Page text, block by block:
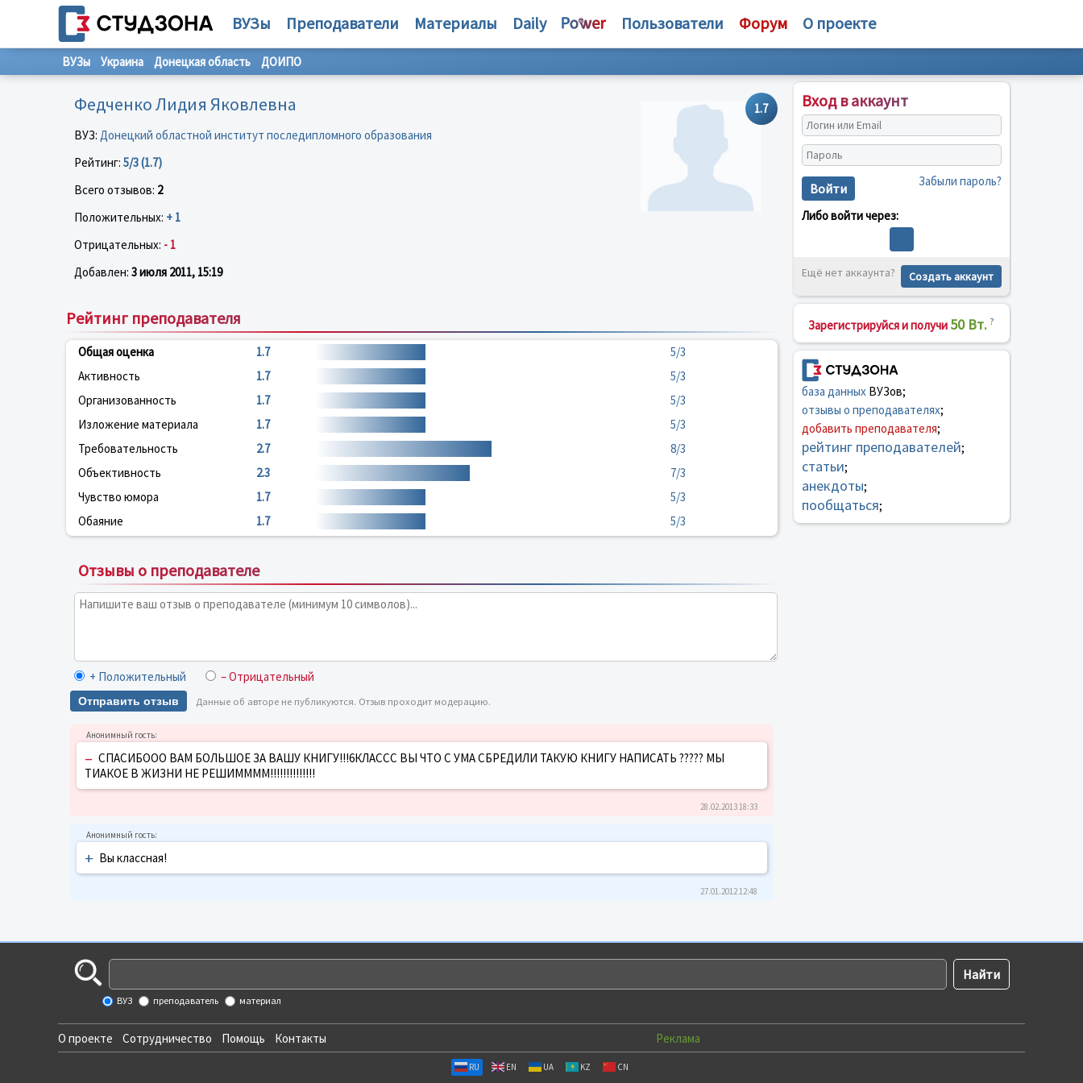
ВУЗы Преподаватели Материалы Daily Пользователи Форум О проекте
ВУЗы Украина Донецкая область ДОИПО
1.7
Федченко Лидия Яковлевна
ВУЗ: Донецкий областной институт последипломного образования
Рейтинг: 5/3 (1.7)
Всего отзывов: 2
Положительных: + 1
Отрицательных: - 1
Добавлен: 3 июля 2011, 15:19
Рейтинг преподавателя
Общая оценка 1.7
5/3
Активность
1.7
5/3
Организованность
1.7
5/3
Изложение материала
1.7
5/3
Требовательность
2.7
8/3
Объективность
2.3
7/3
Чувство юмора
1.7
5/3
Обаяние
1.7 5/3
Отзывы о преподавателе
+ Положительный – Отрицательный
Отправить отзыв Данные об авторе не публикуются. Отзыв проходит модерацию.
– СПАСИБООО ВАМ БОЛЬШОЕ ЗА ВАШУ КНИГУ!!!6КЛАССС ВЫ ЧТО С УМА СБРЕДИЛИ ТАКУЮ КНИГУ НАПИСАТЬ ????? МЫ
ТИАКОЕ В ЖИЗНИ НЕ РЕШИММММ!!!!!!!!!!!!!!
28.02.2013 18:33
+ Вы классная!
27.01.2012 12:48
Вход в аккаунт
Войти Забыли пароль?
Либо войти через:
Ещё нет аккаунта? Создать аккаунт
Зарегистрируйся и получи 50 Вт. ?
база данныхВУЗов;
отзывы о преподавателях;
добавить преподавателя;
рейтинг преподавателей;
статьи;
анекдоты;
пообщаться;
ВУЗ преподаватель материал
О проекте Сотрудничество Помощь Контакты Реклама
RU EN UA KZ CN